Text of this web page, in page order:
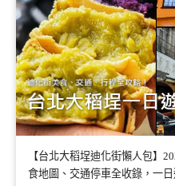
【台北大稻埕迪化街懶人包】
食地圖、交通停車全收錄，一日